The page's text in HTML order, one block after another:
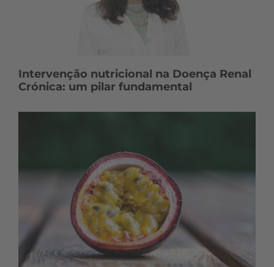
Intervenção nutricional na Doença Renal
Crónica: um pilar fundamental